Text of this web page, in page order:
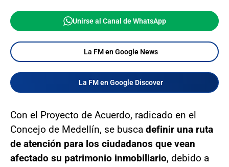
Unirse al Canal de WhatsApp
La FM en Google News
La FM en Google Discover
Con el Proyecto de Acuerdo, radicado en el
Concejo de Medellín, se busca definir una ruta
de atención para los ciudadanos que vean
afectado su patrimonio inmobiliario, debido a